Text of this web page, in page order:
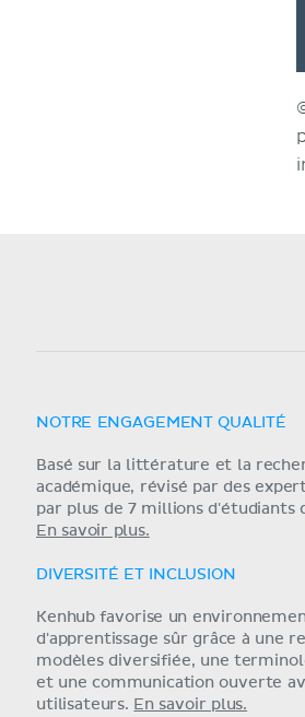
NOTRE ENGAGEMENT QUALITÉ
Basé sur la littérature et la
académique, révisé par des
par plus de 7 millions d'étudiants
En savoir plus.
DIVERSITÉ ET INCLUSION
Kenhub favorise un
d'apprentissage sûr grâce à une
modèles diversifiée, une
et une communication ouverte
utilisateurs. En savoir plus.